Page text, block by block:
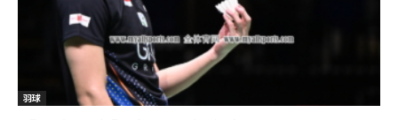
羽球